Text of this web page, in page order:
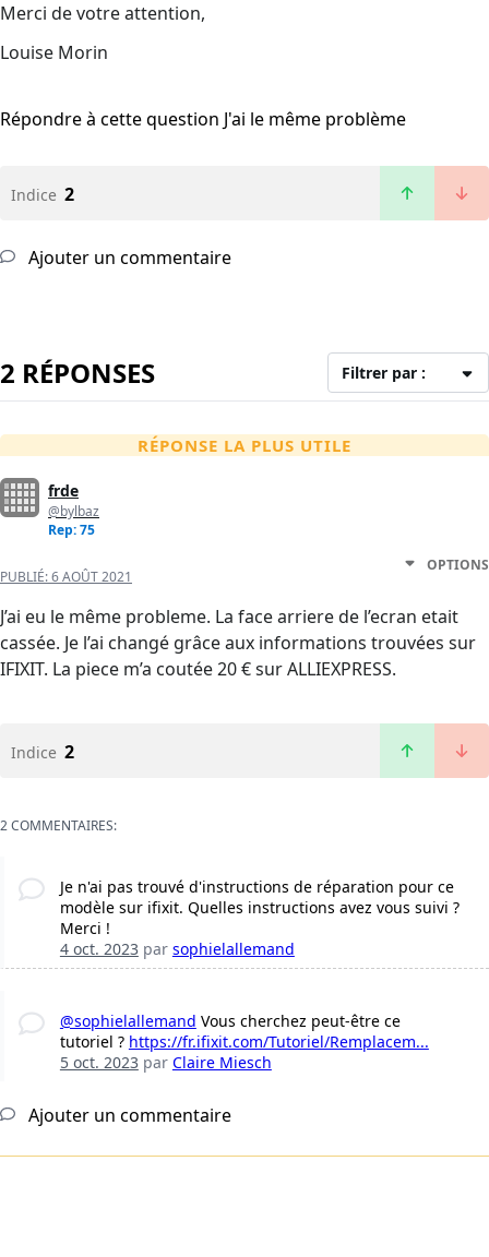
Merci de votre attention,
Louise Morin
Répondre à cette question J'ai le même problème
Indice 2
Ajouter un commentaire
2 RÉPONSES Filtrer par :
RÉPONSE LA PLUS UTILE
frde
@bylbaz
Rep: 75
PUBLIÉ:6 AOÛT 2021
OPTIONS
J’ai eu le même probleme. La face arriere de l’ecran etait
cassée. Je l’ai changé grâce aux informations trouvées sur
IFIXIT. La piece m’a coutée 20 € sur ALLIEXPRESS.
Indice 2
2 COMMENTAIRES:
Je n'ai pas trouvé d'instructions de réparation pour ce
modèle sur ifixit. Quelles instructions avez vous suivi ?
Merci !
4 oct. 2023par sophielallemand
@sophielallemand Vous cherchez peut-être ce
tutoriel ? https://fr.ifixit.com/Tutoriel/Remplacem...
5 oct. 2023par Claire Miesch
Ajouter un commentaire